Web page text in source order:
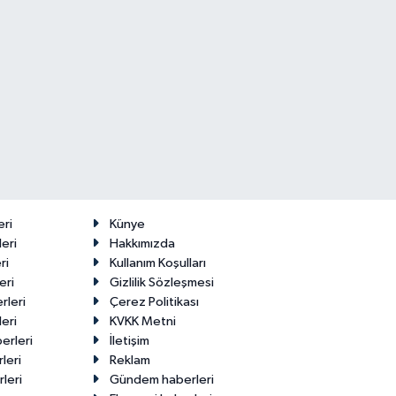
Künye
Hakkımızda
Kullanım Koşulları
Gizlilik Sözleşmesi
Çerez Politikası
KVKK Metni
İletişim
Reklam
Gündem haberleri